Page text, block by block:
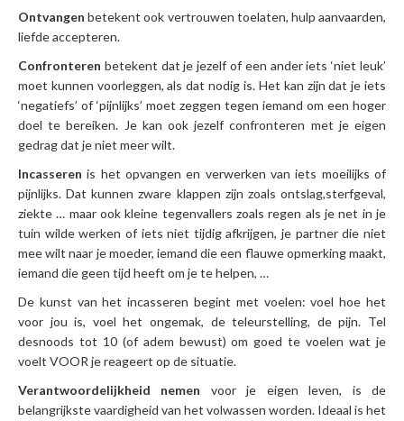
Ontvangen betekent ook vertrouwen toelaten, hulp aanvaarden,
liefde accepteren.
Confronteren betekent dat je jezelf of een ander iets ‘niet leuk’
moet kunnen voorleggen, als dat nodig is. Het kan zijn dat je iets
‘negatiefs’ of ‘pijnlijks’ moet zeggen tegen iemand om een hoger
doel te bereiken. Je kan ook jezelf confronteren met je eigen
gedrag dat je niet meer wilt.
Incasseren is het opvangen en verwerken van iets moeilijks of
pijnlijks. Dat kunnen zware klappen zijn zoals ontslag,sterfgeval,
ziekte … maar ook kleine tegenvallers zoals regen als je net in je
tuin wilde werken of iets niet tijdig afkrijgen, je partner die niet
mee wilt naar je moeder, iemand die een flauwe opmerking maakt,
iemand die geen tijd heeft om je te helpen, …
De kunst van het incasseren begint met voelen: voel hoe het
voor jou is, voel het ongemak, de teleurstelling, de pijn. Tel
desnoods tot 10 (of adem bewust) om goed te voelen wat je
voelt VOOR je reageert op de situatie.
Verantwoordelijkheid
nemen voor je eigen leven, is de
belangrijkste vaardigheid van het volwassen worden. Ideaal is het